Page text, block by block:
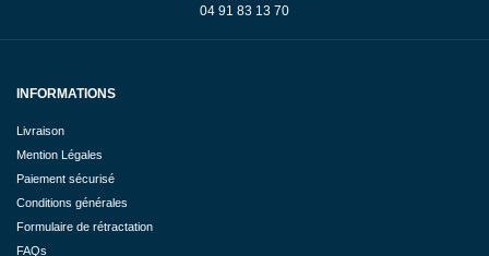
04 91 83 13 70
INFORMATIONS
Livraison
Mention Légales
Paiement sécurisé
Conditions générales
Formulaire de rétractation
FAQs